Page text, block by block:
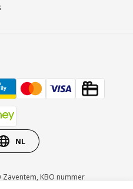
NL
Zaventem, KBO nummer